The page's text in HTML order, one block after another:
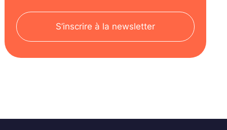
S’inscrire à la newsletter